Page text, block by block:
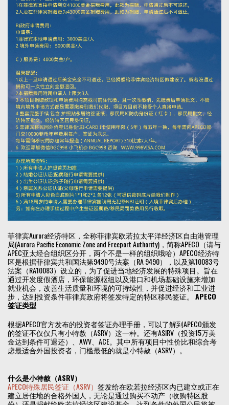
菲律宾Aurora经济特区，全称菲律宾欧若拉太平洋经济区自由港管理
局(Aurora Pacific Economic Zone and Freeport Authority)，简称APECO（请与
APEC亚太经合组织区分开，两个不是一样的组织哦哈）APECO经济特
区是根据菲律宾共和国法第9490号法案（RA 9490），以及第10083号
法案（RA10083）设立的，为了促进当地经济发展的特殊项目。旨在
通过开发度假酒店，环保能源枢纽以及港口和机场基础设施来增加
就业机会，改善生活质量和环境的可持续性，并促进经济和工业进
步，达到投资条件菲律宾政府将签发特定的特区移民签证。 APECO
签证类型
根据APECO官方发布的投资者签证办理手册，可以了解到APECO颁发
的签证不仅仅只有小特赦（ASRV）这一种。还有ASIRV（投资15万美
金达到条件可退还）、AWV、ACE。其中所有项目中性价比和综合考
虑最适合外国投资者，门槛最低的就是小特赦（ASRV）。
什么是小特赦（ASRV）
APECO特殊居民签证（ASRV） 签发给在欧若拉经济区内已建立或正在
建立居住地的合格外国人，无论是通过购买不动产（收购特区股